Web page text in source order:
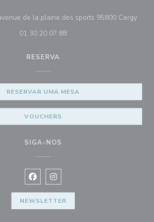
de la plaine des sports 95800 Cergy
01 30 20 07 88
RESERVA
RESERVAR UMA MESA
VOUCHERS
SIGA-NOS
Facebook ((abre numa nova janela))
Instagram ((abre numa nova
NEWSLETTER